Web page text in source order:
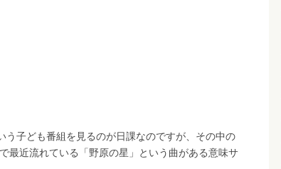
子ども番組を見るのが日課なのですが、その中の
最近流れている「野原の星」という曲がある意味サ